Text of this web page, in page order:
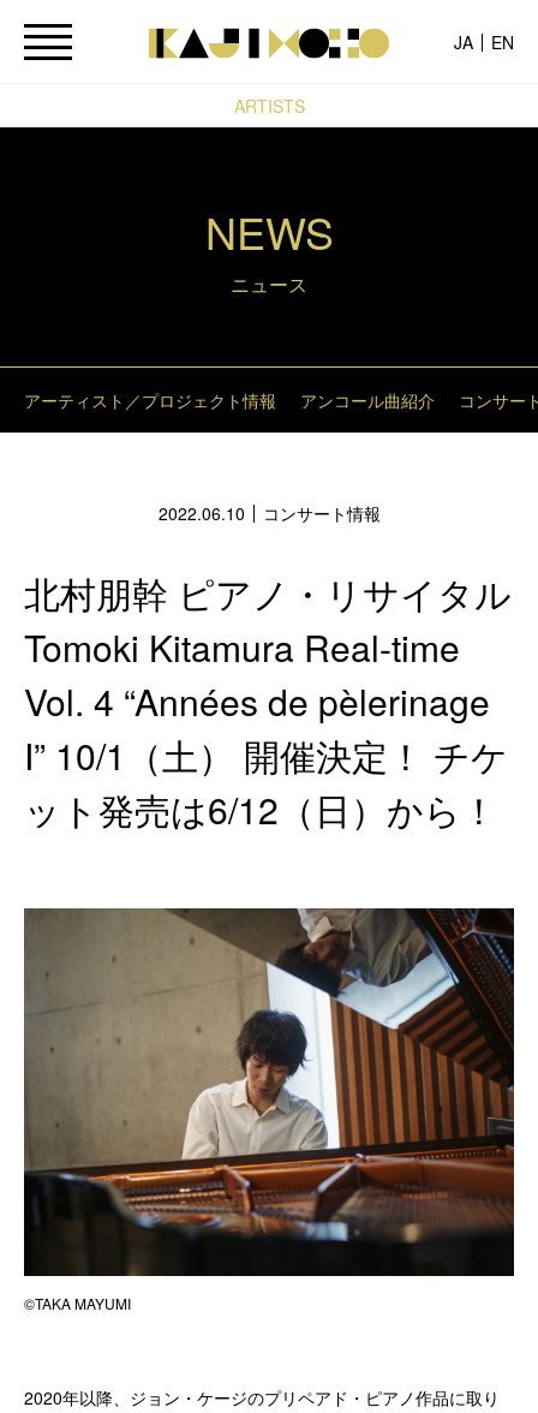
JA EN
ARTISTS
NEWS
ニュース
アーティスト／プロジェクト情報 アンコール曲紹介 コンサー
2022.06.10 コンサート情報
北村朋幹 ピアノ・リサイタル
Tomoki Kitamura Real-time
Vol. 4 “Années de pèlerinage
I” 10/1（土） 開催決定！ チケ
ット発売は6/12（日）から！
©TAKA MAYUMI
2020年以降、ジョン・ケージのプリペアド・ピアノ作品に取り